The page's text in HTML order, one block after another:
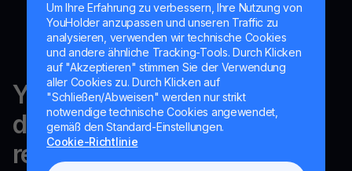
Um Ihre Erfahrung zu verbessern, Ihre Nutzung von
YouHolder anzupassen und unseren Traffic zu
analysieren, verwenden wir technische Cookies
und andere ähnliche Tracking-Tools. Durch Klicken
auf "Akzeptieren" stimmen Sie der Verwendung
aller Cookies zu. Durch Klicken auf
"Schließen/Abweisen" werden nur strikt
notwendige technische Cookies angewendet,
gemäß den Standard-Einstellungen.
Cookie-Richtlinie
YouHodler ist in der Schweiz,
der EU und Argentinien
reguliert.